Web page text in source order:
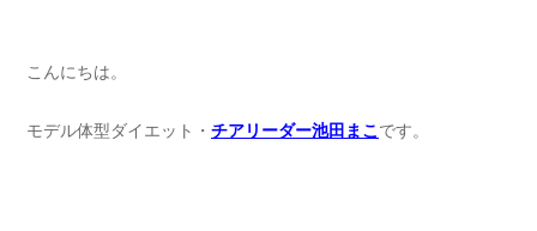
こんにちは。
モデル体型ダイエット・ チアリーダー池田まこ です。